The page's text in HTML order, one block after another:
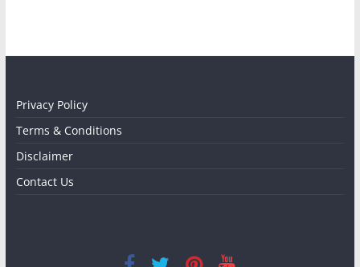
Privacy Policy
Terms & Conditions
Disclaimer
Contact Us